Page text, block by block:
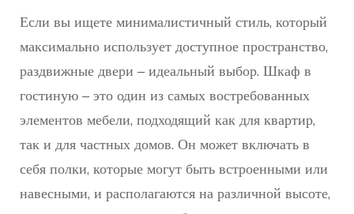
Если вы ищете минималистичный стиль, который
максимально использует доступное пространство,
раздвижные двери – идеальный выбор. Шкаф в
гостиную – это один из самых востребованных
элементов мебели, подходящий как для квартир,
так и для частных домов. Он может включать в
себя полки, которые могут быть встроенными или
навесными, и располагаются на различной высоте,